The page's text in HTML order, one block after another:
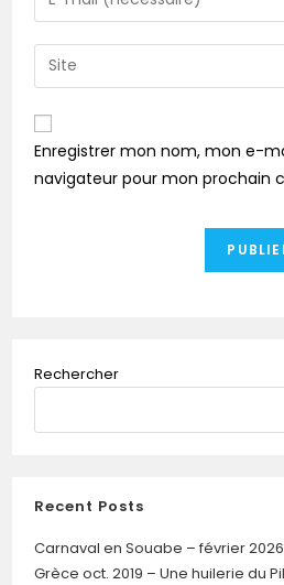
Enregistrer mon nom, mon e-
navigateur pour mon prochain
Rechercher
Recent Posts
Carnaval en Souabe – février 2026
Grèce oct. 2019 – Une huilerie du